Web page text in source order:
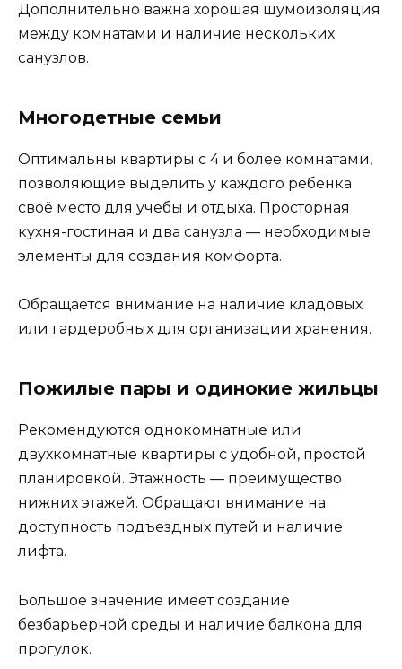
Дополнительно важна хорошая шумоизоляция
между комнатами и наличие нескольких
санузлов.
Многодетные семьи
Оптимальны квартиры с 4 и более комнатами,
позволяющие выделить у каждого ребёнка
своё место для учебы и отдыха. Просторная
кухня-гостиная и два санузла — необходимые
элементы для создания комфорта.
Обращается внимание на наличие кладовых
или гардеробных для организации хранения.
Пожилые пары и одинокие жильцы
Рекомендуются однокомнатные или
двухкомнатные квартиры с удобной, простой
планировкой. Этажность — преимущество
нижних этажей. Обращают внимание на
доступность подъездных путей и наличие
лифта.
Большое значение имеет создание
безбарьерной среды и наличие балкона для
прогулок.